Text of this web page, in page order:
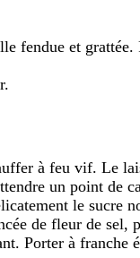
fendue et grattée.
à feu vif. Le
un point de
le sucre
de fleur de sel,
Porter à franche